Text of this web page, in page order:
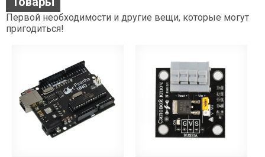
Первой необходимости и другие вещи, которые могут
пригодиться!